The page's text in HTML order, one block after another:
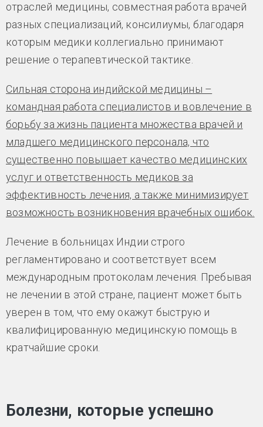
отраслей медицины, совместная работа врачей
разных специализаций, консилиумы, благодаря
которым медики коллегиально принимают
решение о терапевтической тактике.
Сильная сторона индийской медицины –
командная работа специалистов и вовлечение в
борьбу за жизнь пациента множества врачей и
младшего медицинского персонала, что
существенно повышает качество медицинских
услуг и ответственность медиков за
эффективность лечения, а также минимизирует
возможность возникновения врачебных ошибок.
Лечение в больницах Индии строго
регламентировано и соответствует всем
международным протоколам лечения. Пребывая
не лечении в этой стране, пациент может быть
уверен в том, что ему окажут быструю и
квалифицированную медицинскую помощь в
кратчайшие сроки.
Болезни, которые успешно